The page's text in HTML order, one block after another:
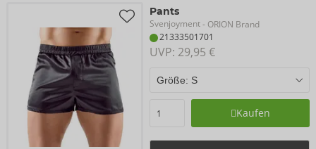
Pants
Svenjoyment- ORION Brand
21333501701
UVP: 29,95 €
Kaufen